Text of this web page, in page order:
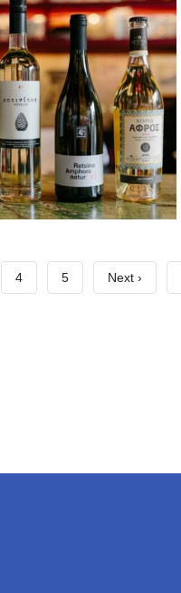
Σελίδα
4 Σελίδα
5 Next
Next ›